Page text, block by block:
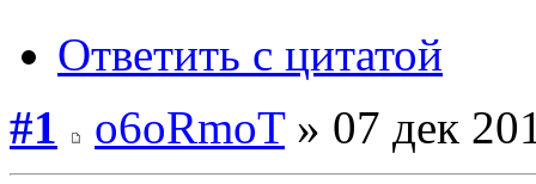
Ответить с цитатой
#1
o6oRmoT» 07 дек